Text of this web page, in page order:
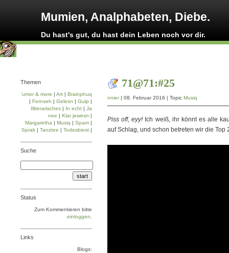
Mumien, Analphabeten, Diebe.
Du hast's gut, du hast dein Leben noch vor dir.
71@71:#25
nnier| 08. Februar 2016 | Topic Musiq
Piss off, eyy!Ich weiß, ihr könnt es alle
auf Schlag, und schon betreten wir die
Themen
'umor & more | Art | Brainphuq
| Fernseh | Gelesn | Gulp |
Illiterarisches | In echt | Ja
nee | Klar jewesn |
Margaretha | Musiq | Spam |
Sprak | Tanztee | Todesbiest |
Suche
Status
Zum Kommentieren bitte
einloggen
Links
Blogs: